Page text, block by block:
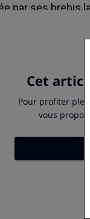
par ses brebis
à très